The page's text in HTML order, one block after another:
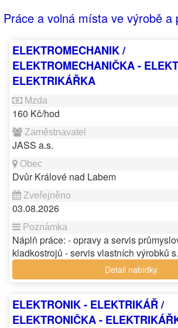
Práce a volná místa ve výrobě a
ELEKTROMECHANIK /
ELEKTROMECHANIČKA -
ELEKTRIKÁŘKA
160 Kč/hod
JASS a.s.
Dvůr Králové nad Labem
03.08.2026
Náplň práce: - opravy a servis
kladkostrojů - servis vlastních výrobků
Detail nabídky
ELEKTRONIK - ELEKTRIKÁŘ /
ELEKTRONIČKA -